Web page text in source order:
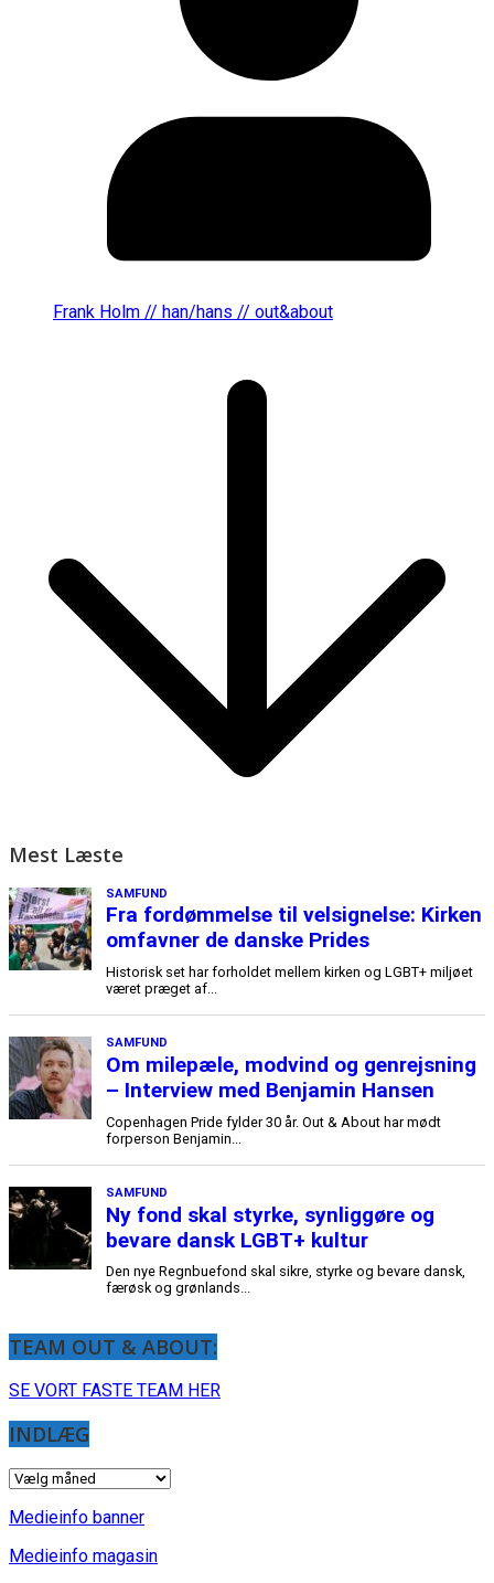
Frank Holm // han/hans // out&about
Mest Læste
TEAM OUT & ABOUT:
SE VORT FASTE TEAM HER
INDLÆG
INDLÆG
Medieinfo banner
Medieinfo magasin